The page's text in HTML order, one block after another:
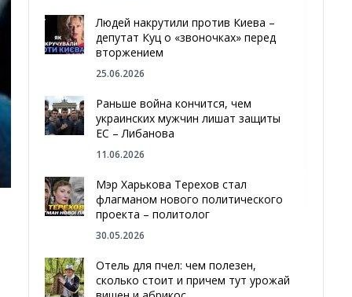
Людей накрутили против Киева –
депутат Куц о «звоночках» перед
вторжением
25.06.2026
Раньше война кончится, чем
украинских мужчин лишат защиты
ЕС – Либанова
11.06.2026
Мэр Харькова Терехов стал
флагманом нового политического
проекта – политолог
30.05.2026
Отель для пчел: чем полезен,
сколько стоит и причем тут урожай